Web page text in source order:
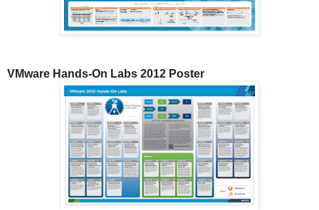
VMware Hands-On Labs 2012 Poster